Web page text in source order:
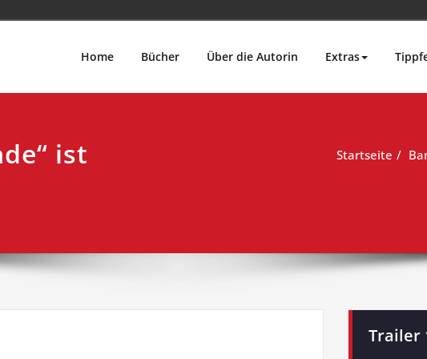
Home Bücher Über die Autorin Extras
ist
Startseite
Trailer